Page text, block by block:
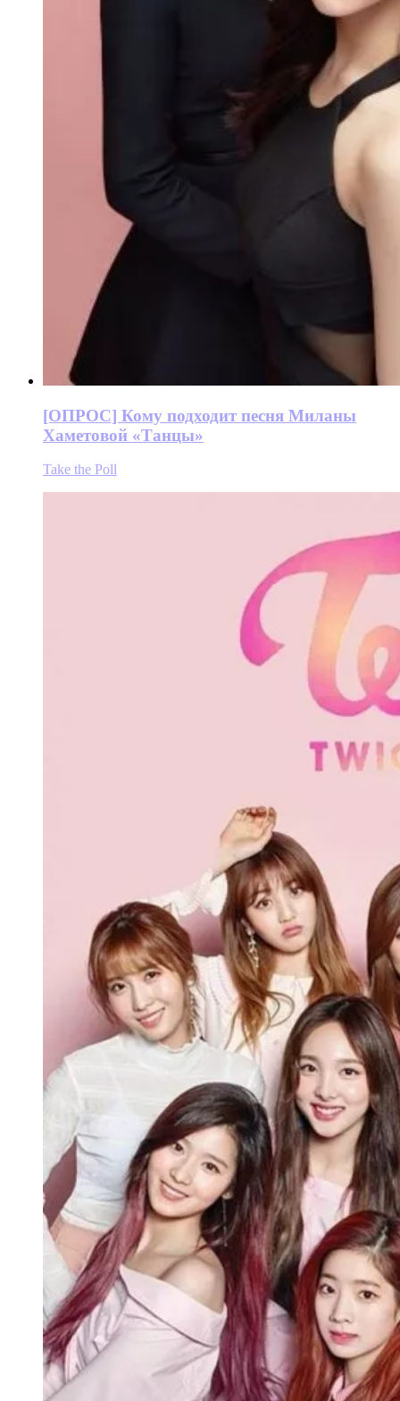
[ОПРОС] Кому подходит песня Миланы
Хаметовой «Танцы»
Take the Poll